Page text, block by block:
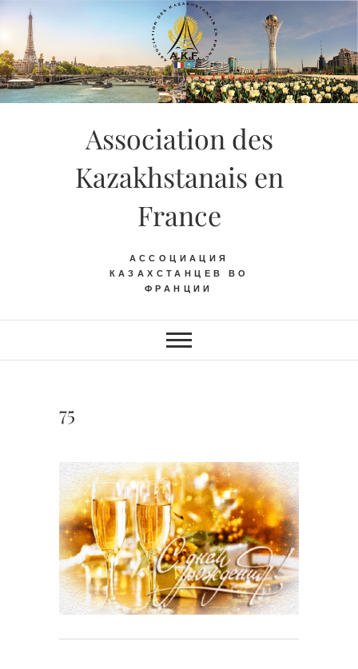
Skip
content
Association des
Kazakhstanais en
France
АССОЦИАЦИЯ
КАЗАХСТАНЦЕВ ВО
ФРАНЦИИ
75